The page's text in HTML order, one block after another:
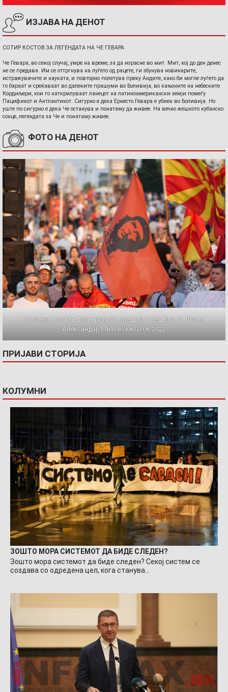
ИЗЈАВА НА ДЕНОТ
СОТИР КОСТОВ ЗА ЛЕГЕНДАТА НА ЧЕ ГЕВАРА
Че Гевара, во секој случај, умре на време, за да израсне во мит. Мит, кој до ден денес
не се предава. Им се оттргнува на луѓето од рацете, ги збунува новинарите,
истражувачите и науката, и повторно полетува преку Андите, како би могле луѓето да
го бараат и среќаваат во далеките прашуми во Боливија, во кањоните на небеските
Кордиљери, кои го наткрилуваат ланецот на латиноамерикански земји помеѓу
Пацификот и Антлантикот. Сигурно е дека Ернесто Гевара е убиен во Боливија. Но
уште по сигурно е дека Че останува и понатаму да живее. На вечно жешкото кубанско
сонце, легендата за Че и понатаму живее.
ФОТО НА ДЕНОТ
Протест против францускиот предлог пред Влада. Фото:
Александар Митовски,03.06.2022
ПРИЈАВИ СТОРИЈА
КОЛУМНИ
ЗОШТО МОРА СИСТЕМОТ ДА БИДЕ СЛЕДЕН?
Зошто мора системот да биде следен? Секој систем се
создава со одредена цел, кога станува…